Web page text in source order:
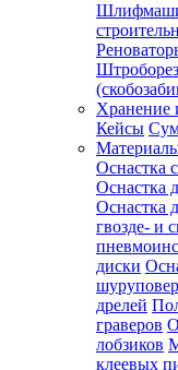
Хранение
Кейсы
Оснастка
Оснастка
Оснастка
гвозде- и
диски
дрелей
граверов
лобзиков
клеевых